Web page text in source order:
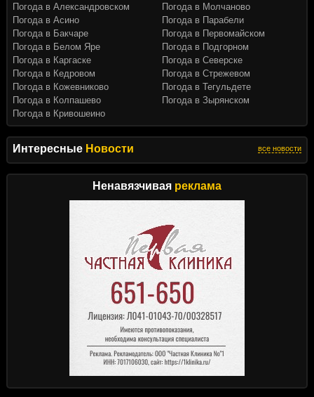
Интересные Новости все новости
Ненавязчивая реклама
Погода в Александровском
Погода в Асино
Погода в Бакчаре
Погода в Белом Яре
Погода в Каргаске
Погода в Кедровом
Погода в Кожевниково
Погода в Колпашево
Погода в Кривошеино
Погода в Молчаново
Погода в Парабели
Погода в Первомайском
Погода в Подгорном
Погода в Северске
Погода в Стрежевом
Погода в Тегульдете
Погода в Зырянском